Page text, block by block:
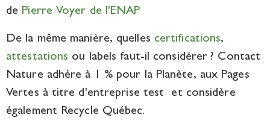
de Pierre Voyer de l'ENAP
De la même manière, quelles certifications,
attestations ou labels faut-il considérer ? Contact
Nature adhère à 1 % pour la Planète, aux Pages
Vertes à titre d'entreprise test et considère
également Recycle Québec.